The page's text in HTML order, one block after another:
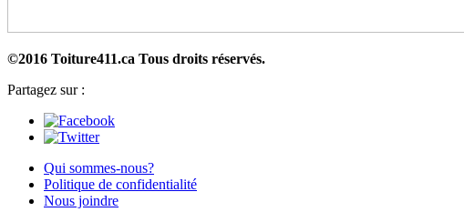
©2016 Toiture411.ca Tous droits réservés.
Partagez sur :
Qui sommes-nous?
Politique de confidentialité
Nous joindre